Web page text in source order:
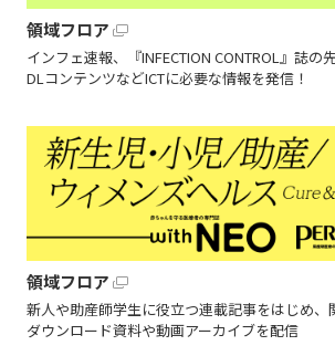
領域フロア
インフェ速報、『INFECTION CONTROL』誌の
DLコンテンツなどICTに必要な情報を発信！
領域フロア
新人や助産師学生に役立つ連載記事をはじめ、
ダウンロード資料や動画アーカイブを配信